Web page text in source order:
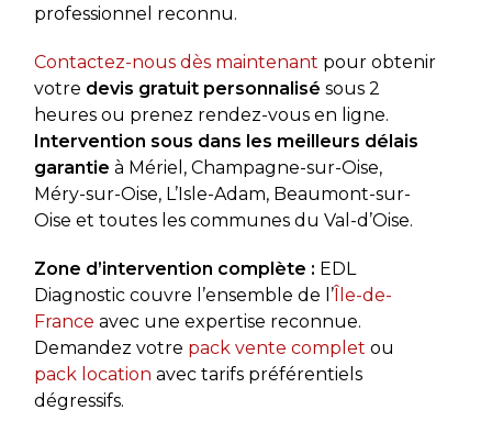
professionnel reconnu.
Contactez-nous dès maintenant pour obtenir
votre devis gratuit personnalisé sous 2
heures ou prenez rendez-vous en ligne.
Intervention sous dans les meilleurs délais
garantie à Mériel, Champagne-sur-Oise,
Méry-sur-Oise, L’Isle-Adam, Beaumont-sur-
Oise et toutes les communes du Val-d’Oise.
Zone d’intervention complète : EDL
Diagnostic couvre l’ensemble de l’Île-de-
France avec une expertise reconnue.
Demandez votre pack vente complet ou
pack location avec tarifs préférentiels
dégressifs.